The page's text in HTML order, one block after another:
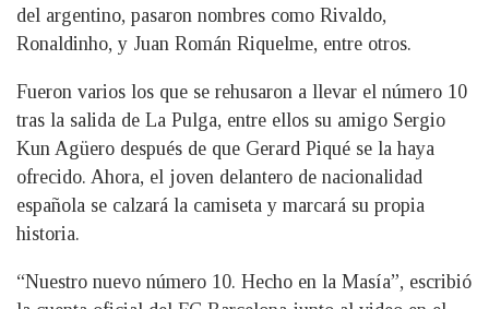
del argentino, pasaron nombres como Rivaldo,
Ronaldinho, y Juan Román Riquelme, entre otros.
Fueron varios los que se rehusaron a llevar el número 10
tras la salida de La Pulga, entre ellos su amigo Sergio
Kun Agüero después de que Gerard Piqué se la haya
ofrecido. Ahora, el joven delantero de nacionalidad
española se calzará la camiseta y marcará su propia
historia.
“Nuestro nuevo número 10. Hecho en la Masía”, escribió